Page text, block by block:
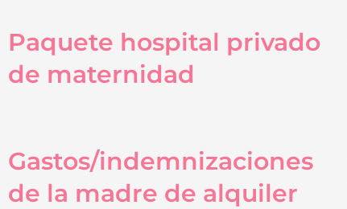
Paquete hospital privado
de maternidad
Gastos/indemnizaciones
de la madre de alquiler